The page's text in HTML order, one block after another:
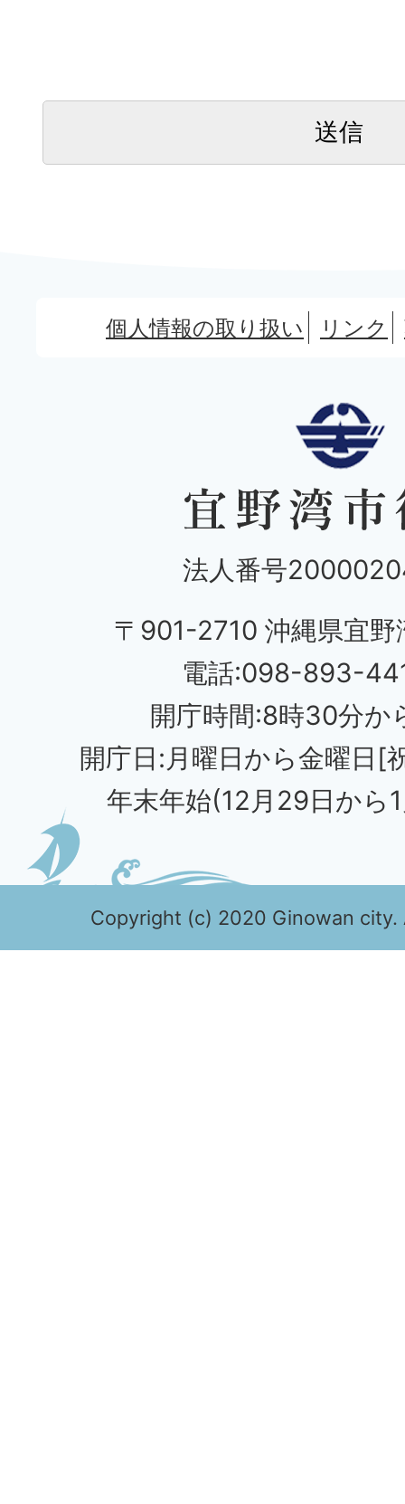
個人情報の取り扱い リンク
法人番号
〒901-2710 沖縄県宜野
電話:098-893-
開庁時間:8時30分か
開庁日:月曜日から金曜日[
年末年始(12月29日から
Copyright (c) 2020 Ginowan city.